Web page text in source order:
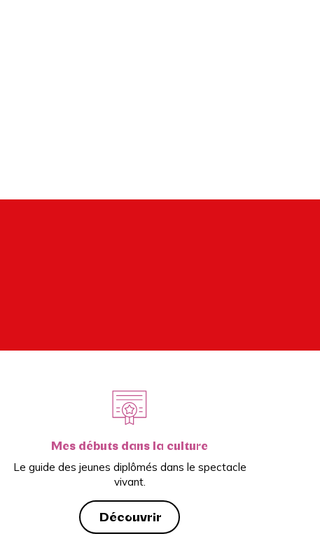
Mes débuts dans la culture
Le guide des jeunes diplômés dans le spectacle
vivant.
Découvrir